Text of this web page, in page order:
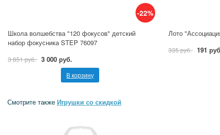
-22%
Школа волшебства "120 фокусов" детский
набор фокусника STEP 76097
3 851 руб. 3 000 руб.
В корзину
Лото
335 руб. 191
Смотрите также Игрушки со скидкой